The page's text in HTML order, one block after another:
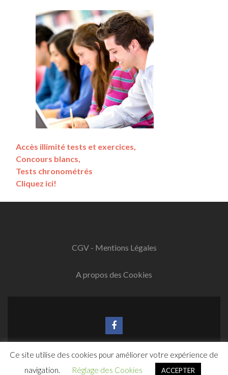
Accès illimité tests et exercices,
Concours blancs,
Tests chronométrés
Cliquez ici!
CGV - Mentions Légales
A propos des Cookies
Lien
Facebook
www.test-psychotechnique-en-ligne.fr
Zerif Lite Développé par ThemeIsle
Ce site utilise des cookies pour améliorer votre expérience de
navigation.
Réglage des Cookies ACCEPTER